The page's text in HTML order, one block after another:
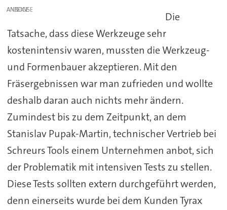
ANZEIGE
Die
Tatsache, dass diese Werkzeuge sehr
kostenintensiv waren, mussten die Werkzeug-
und Formenbauer akzeptieren. Mit den
Fräsergebnissen war man zufrieden und wollte
deshalb daran auch nichts mehr ändern.
Zumindest bis zu dem Zeitpunkt, an dem
Stanislav Pupak-Martin, technischer Vertrieb bei
Schreurs Tools einem Unternehmen anbot, sich
der Problematik mit intensiven Tests zu stellen.
Diese Tests sollten extern durchgeführt werden,
denn einerseits wurde bei dem Kunden Tyrax